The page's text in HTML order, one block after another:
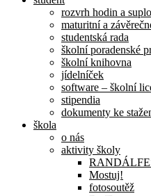
rozvrh hodin a
maturitní a
studentská rada
školní poradenské
školní knihovna
jídelníček
software – školní
stipendia
dokumenty ke
škola
o nás
aktivity školy
Mostuj!
fotosoutěž